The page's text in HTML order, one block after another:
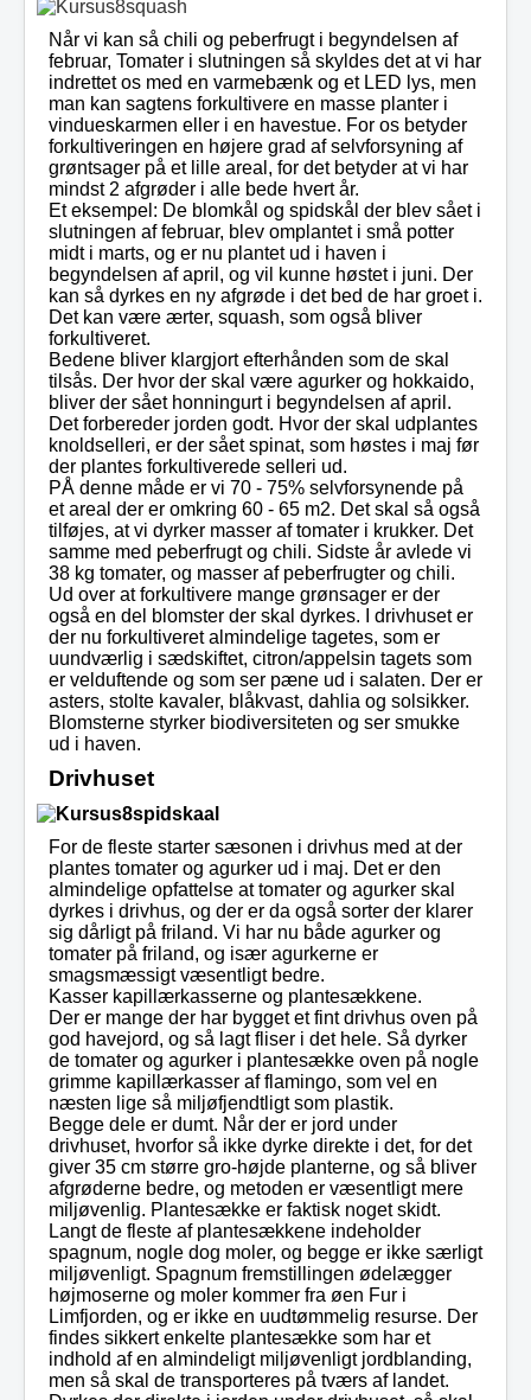
Når vi kan så chili og peberfrugt i begyndelsen af
februar, Tomater i slutningen så skyldes det at vi har
indrettet os med en varmebænk og et LED lys, men
man kan sagtens forkultivere en masse planter i
vindueskarmen eller i en havestue. For os betyder
forkultiveringen en højere grad af selvforsyning af
grøntsager på et lille areal, for det betyder at vi har
mindst 2 afgrøder i alle bede hvert år.
Et eksempel: De blomkål og spidskål der blev sået i
slutningen af februar, blev omplantet i små potter
midt i marts, og er nu plantet ud i haven i
begyndelsen af april, og vil kunne høstet i juni. Der
kan så dyrkes en ny afgrøde i det bed de har groet i.
Det kan være ærter, squash, som også bliver
forkultiveret.
Bedene bliver klargjort efterhånden som de skal
tilsås. Der hvor der skal være agurker og hokkaido,
bliver der sået honningurt i begyndelsen af april.
Det forbereder jorden godt. Hvor der skal udplantes
knoldselleri, er der sået spinat, som høstes i maj før
der plantes forkultiverede selleri ud.
PÅ denne måde er vi 70 - 75% selvforsynende på
et areal der er omkring 60 - 65 m2. Det skal så også
tilføjes, at vi dyrker masser af tomater i krukker. Det
samme med peberfrugt og chili. Sidste år avlede vi
38 kg tomater, og masser af peberfrugter og chili.
Ud over at forkultivere mange grønsager er der
også en del blomster der skal dyrkes. I drivhuset er
der nu forkultiveret almindelige tagetes, som er
uundværlig i sædskiftet, citron/appelsin tagets som
er velduftende og som ser pæne ud i salaten. Der er
asters, stolte kavaler, blåkvast, dahlia og solsikker.
Blomsterne styrker biodiversiteten og ser smukke
ud i haven.
Drivhuset
For de fleste starter sæsonen i drivhus med at der
plantes tomater og agurker ud i maj. Det er den
almindelige opfattelse at tomater og agurker skal
dyrkes i drivhus, og der er da også sorter der klarer
sig dårligt på friland. Vi har nu både agurker og
tomater på friland, og især agurkerne er
smagsmæssigt væsentligt bedre.
Kasser kapillærkasserne og plantesækkene.
Der er mange der har bygget et fint drivhus oven på
god havejord, og så lagt fliser i det hele. Så dyrker
de tomater og agurker i plantesække oven på nogle
grimme kapillærkasser af flamingo, som vel en
næsten lige så miljøfjendtligt som plastik.
Begge dele er dumt. Når der er jord under
drivhuset, hvorfor så ikke dyrke direkte i det, for det
giver 35 cm større gro-højde planterne, og så bliver
afgrøderne bedre, og metoden er væsentligt mere
miljøvenlig. Plantesække er faktisk noget skidt.
Langt de fleste af plantesækkene indeholder
spagnum, nogle dog moler, og begge er ikke særligt
miljøvenligt. Spagnum fremstillingen ødelægger
højmoserne og moler kommer fra øen Fur i
Limfjorden, og er ikke en uudtømmelig resurse. Der
findes sikkert enkelte plantesække som har et
indhold af en almindeligt miljøvenligt jordblanding,
men så skal de transporteres på tværs af landet.